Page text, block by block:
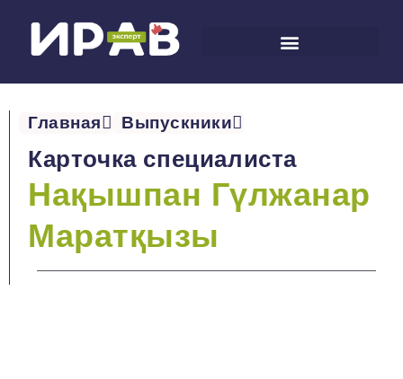
Главная Выпускники
Карточка специалиста
Нақышпан Гүлжанар
Маратқызы